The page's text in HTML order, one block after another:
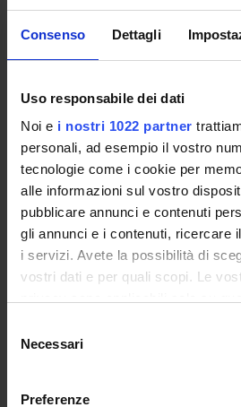
Consenso Dettagli
Uso responsabile dei dati
Noi e i nostri 1022 partner
personali, ad esempio il vostro
tecnologie come i cookie per
alle informazioni sul vostro
pubblicare annunci e contenuti
gli annunci e i contenuti, ricercare
i servizi. Avete la possibilità di
vostri dati e per quali scopi. Le
modificare o revocare il proprio
momento dalla Dichiarazione sui
delNecessari
Preferenze
Polo Bibliotecario
Multimediale
La biblioteca dell'Università
eCampus ha l'obiettivo di
risorse di base per
l'approfondimento delle
offrendo un servizio di
tradizionale dei testi
ma anche sfruttando le più
tecnologie web per erogare
multimediali accessibili a
La sede di
La sede principale